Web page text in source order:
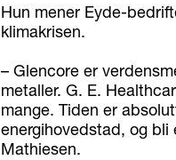
Hun mener Eyde-
klimakrisen.
– Glencore er
metaller. G. E.
mange. Tiden er
energihovedstad, og bli
Mathiesen.